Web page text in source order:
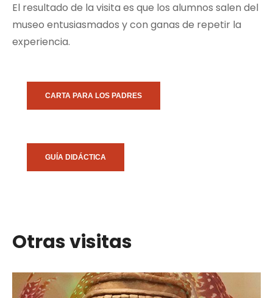
El resultado de la visita es que los alumnos salen del
museo entusiasmados y con ganas de repetir la
experiencia.
CARTA PARA LOS PADRES
GUÍA DIDÁCTICA
Otras visitas